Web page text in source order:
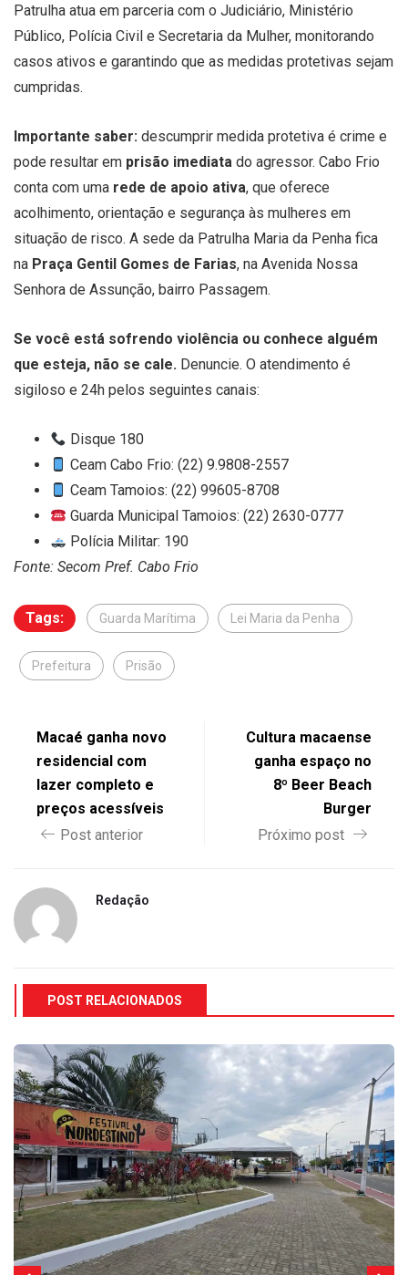
Patrulha atua em parceria com o Judiciário, Ministério
Público, Polícia Civil e Secretaria da Mulher, monitorando
casos ativos e garantindo que as medidas protetivas sejam
cumpridas.
Importante saber: descumprir medida protetiva é crime e
pode resultar em prisão imediata do agressor. Cabo Frio
conta com uma rede de apoio ativa, que oferece
acolhimento, orientação e segurança às mulheres em
situação de risco. A sede da Patrulha Maria da Penha fica
na Praça Gentil Gomes de Farias, na Avenida Nossa
Senhora de Assunção, bairro Passagem.
Se você está sofrendo violência ou conhece alguém
que esteja, não se cale. Denuncie. O atendimento é
sigiloso e 24h pelos seguintes canais:
Disque 180
Ceam Cabo Frio: (22) 9.9808-2557
Ceam Tamoios: (22) 99605-8708
Guarda Municipal Tamoios: (22) 2630-0777
Polícia Militar: 190
Fonte: Secom Pref. Cabo Frio
Tags: Guarda Marítima Lei Maria da Penha
Prefeitura Prisão
Macaé ganha novo
residencial com
lazer completo e
preços acessíveis
Post anterior
Cultura macaense
ganha espaço no
8º Beer Beach
Burger
Próximo post
Redação
POST RELACIONADOS